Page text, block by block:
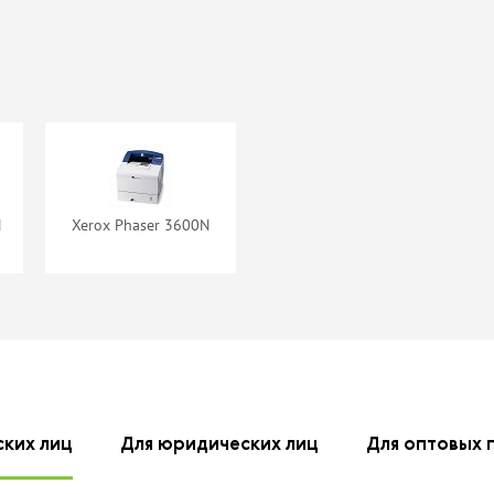
Xerox Phaser 3600N
лиц Для юридических лиц Для оптовых